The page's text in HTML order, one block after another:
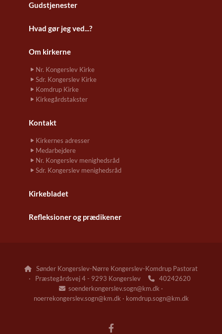
Gudstjenester
Hvad gør jeg ved...?
Om kirkerne
Nr. Kongerslev Kirke
Sdr. Kongerslev Kirke
Komdrup Kirke
Kirkegårdstakster
Kontakt
Kirkernes adresser
Medarbejdere
Nr. Kongerslev menighedsråd
Sdr. Kongerslev menighedsråd
Kirkebladet
Refleksioner og prædikener

Sønder Kongerslev-Nørre Kongerslev-Komdrup Pastorat
· Præstegårdsvej 4 - 9293 Kongerslev
40242620
 soenderkongerslev.sogn@km.dk ·
noerrekongerslev.sogn@km.dk · komdrup.sogn@km.dk